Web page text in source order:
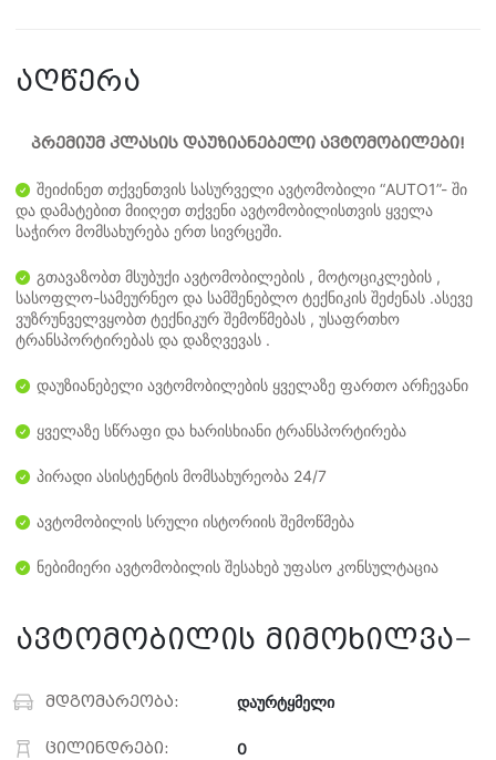
აღწერა
პრემიუმ კლასის დაუზიანებელი ავტომობილები!
შეიძინეთ თქვენთვის სასურველი ავტომობილი “AUTO1”- ში
და დამატებით მიიღეთ თქვენი ავტომობილისთვის ყველა
საჭირო მომსახურება ერთ სივრცეში.
გთავაზობთ მსუბუქი ავტომობილების , მოტოციკლების ,
სასოფლო-სამეურნეო და სამშენებლო ტექნიკის შეძენას .ასევე
ვუზრუნველვყობთ ტექნიკურ შემოწმებას , უსაფრთხო
ტრანსპორტირებას და დაზღვევას .
დაუზიანებელი ავტომობილების ყველაზე ფართო არჩევანი
ყველაზე სწრაფი და ხარისხიანი ტრანსპორტირება
პირადი ასისტენტის მომსახურეობა 24/7
ავტომობილის სრული ისტორიის შემოწმება
ნებიმიერი ავტომობილის შესახებ უფასო კონსულტაცია
ავტომობილის მიმოხილვა
მდგომარეობა: დაურტყმელი
ცილინდრები: 0